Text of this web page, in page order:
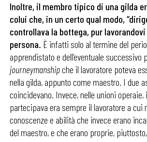
Inoltre, il membro tipico di una gilda
colui che, in un certo qual modo,
controllava la bottega, pur
persona. È infatti solo al termine del
apprendistato e dell’eventuale successivo
journeymanshipche il lavoratore poteva
nella gilda, appunto come maestro. I due
coincidevano. Invece, nelle unioni operaie,
partecipava era sempre il lavoratore a cui
conoscenze e abilità che invece erano
del maestro, e che erano proprie,